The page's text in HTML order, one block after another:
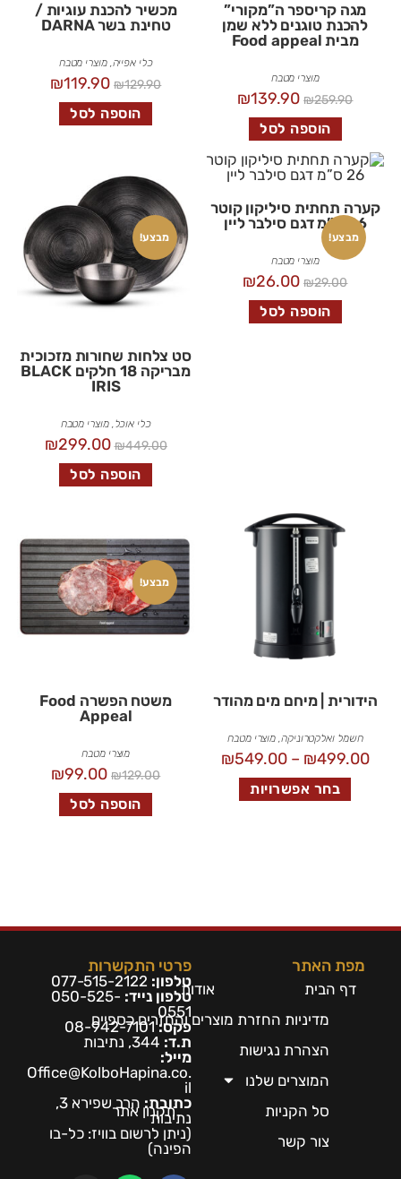
מגה קריספר ה”מקורי”
להכנת טוגנים ללא שמן
מבית Food appeal
מוצרי מטבח
₪259.90
₪139.90
הוספה לסל
מכשיר להכנת עוגיות /
טחינת בשר DARNA
כלי אפייה,מוצרי מטבח
₪129.90
₪119.90
הוספה לסל
מבצע!
קערה תחתית סיליקון קוטר
26 ס”מ דגם סילבר ליין
מוצרי מטבח
₪29.00
₪26.00
הוספה לסל
מבצע!
סט צלחות שחורות מזכוכית
מבריקה 18 חלקים BLACK
IRIS
כלי אוכל ,מוצרי מטבח
₪449.00
₪299.00
הוספה לסל
הידורית | מיחם מים מהודר
חשמל ואלקטרוניקה, מוצרי מטבח
₪499.00
–
₪549.00
בחר אפשרויות
מבצע!
משטח הפשרה Food
Appeal
מוצרי מטבח
₪129.00
₪99.00
הוספה לסל
מפת האתר
דף הבית
אודות
מדיניות החזרת מוצרים והחזרים כספיים
הצהרת נגישות
המוצרים שלנו
סל הקניות
תקנון אתר
צור קשר
פרטי התקשרות
טלפון: 077-515-2122
טלפון נייד: 050-525-
0551
פקס:08-942-7101
ת.ד:
מייל:
Office@KolboHapina.co.
il
כתובת:
הרב שפירא 3,
נתיבות
(ניתן לרשום בוויז: כל-בו
הפינה)